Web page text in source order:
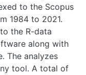
published among
the participation of
different countries.
growth rate of
States and
number of